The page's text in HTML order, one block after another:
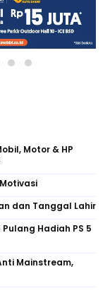
Motor & HP
dan Tanggal Lahir
Hadiah PS 5
Mainstream,